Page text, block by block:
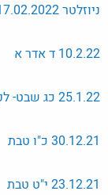
ניוזלטר 17.02.2022 טז אדר א
10.2.22 ד אדר א
25.1.22 כג שבט- לקראת השלג
30.12.21 כ"ו טבת
23.12.21 י"ט טבת